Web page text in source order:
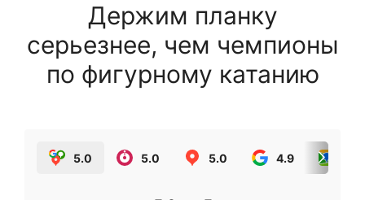
Держим планку
серьезнее, чем чемпионы
по фигурному катанию
5.0 5.0 5.0 4.9